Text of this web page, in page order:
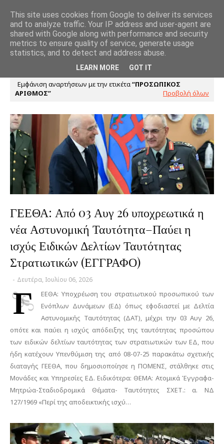
Εμφάνιση αναρτήσεων με την ετικέτα ΠΡΟΣΩΠΙΚΟΣ
ΑΡΙΘΜΟΣ
Προβολή όλων
ΓΕΕΘΑ: Από 03 Αυγ 26 υποχρεωτικά η
νέα Αστυνομική Ταυτότητα–Παύει η
ισχύς Ειδικών Δελτίων Ταυτότητας
Στρατιωτικών (ΕΓΓΡΑΦΟ)
- Δευτέρα, Ιουλίου 06, 2026
Γ
ΕΕΘΑ: Υποχρέωση του στρατιωτικού προσωπικού των
Ενόπλων Δυνάμεων (ΕΔ) όπως εφοδιαστεί με Δελτία
Αστυνομικής Ταυτότητας (ΔΑΤ), μέχρι την 03 Αυγ 26,
οπότε και παύει η ισχύς απόδειξης της ταυτότητας προσώπου
των ειδικών δελτίων ταυτότητας των στρατιωτικών των ΕΔ, που
ήδη κατέχουν Υπενθύμιση της από 08-07-25 παρακάτω σχετικής
διαταγής ΓΕΕΘΑ, που δημοσιοποίησε η ΠΟΜΕΝΣ, στάλθηκε στις
Μονάδες και Υπηρεσίες ΕΔ. Ειδικότερα: ΘΕΜΑ: Ατομικά Έγγραφα-
Μητρώα-Σταδιοδρομικά Θέματα- Ταυτότητες ΣΧΕΤ.: α. ΝΔ
127/1969 «Περί της αποδεικτικής ισχύ…
This site uses cookies from Google to deliver its services
and to analyze traffic. Your IP address and user-agent are
shared with Google along with performance and security
metrics to ensure quality of service, generate usage
statistics, and to detect and address abuse.
LEARN MORE GOT IT